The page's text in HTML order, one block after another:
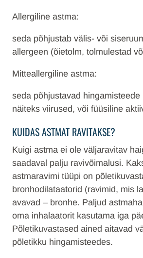
Allergiline astma:
seda põhjustab välis- või
allergeen (õietolm, tolmulestad
Mitteallergiline astma:
seda põhjustavad hingamisteede
näiteks viirused, või füüsiline
KUIDAS ASTMAT RAVITAKSE?
Kuigi astma ei ole väljaravitav
saadaval palju ravivõimalusi.
astmaravimi tüüpi on
bronhodilataatorid (ravimid, mis
avavad – bronhe. Paljud
oma inhalaatorit kasutama iga
Põletikuvastased ained aitavad
põletikku hingamisteedes.